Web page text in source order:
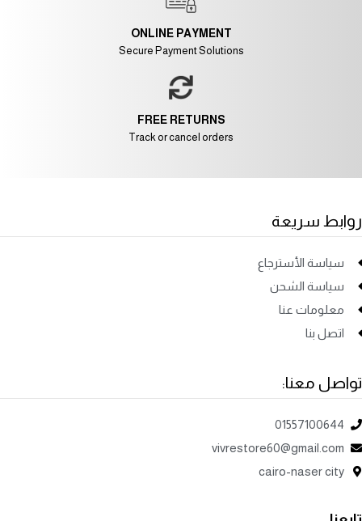
FREE RETURNS
Track or cancel orders
ONLINE PAYMENT
Secure Payment Solutions
روابط سريعة
سياسة الأسترجاع
سياسة الشحن
معلومات عنا
اتصل بنا
تواصل معنا:
01557100644
vivrestore60@gmail.com
cairo-naser city